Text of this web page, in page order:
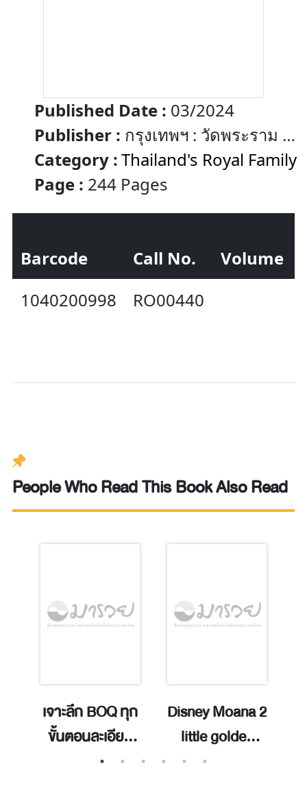
Published Date : 03/2024
Publisher : กรุงเทพฯ : วัดพระราม ๙
กาญจนาภิเษก
Category :Thailand's Royal Family
Page : 244 Pages
Barcode Call No. Volume
1040200998
RO00440
People Who Read This Book Also Read
เจาะลึก BOQ ทุก
ขั้นตอนละเอียด
ยิบ เนื้อหาครบจบ
Disney Moana 2
little golden
book / adapted